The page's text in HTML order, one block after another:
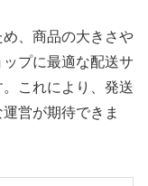
、商品の大きさや
プに最適な配送サ
これにより、発送
営が期待できま